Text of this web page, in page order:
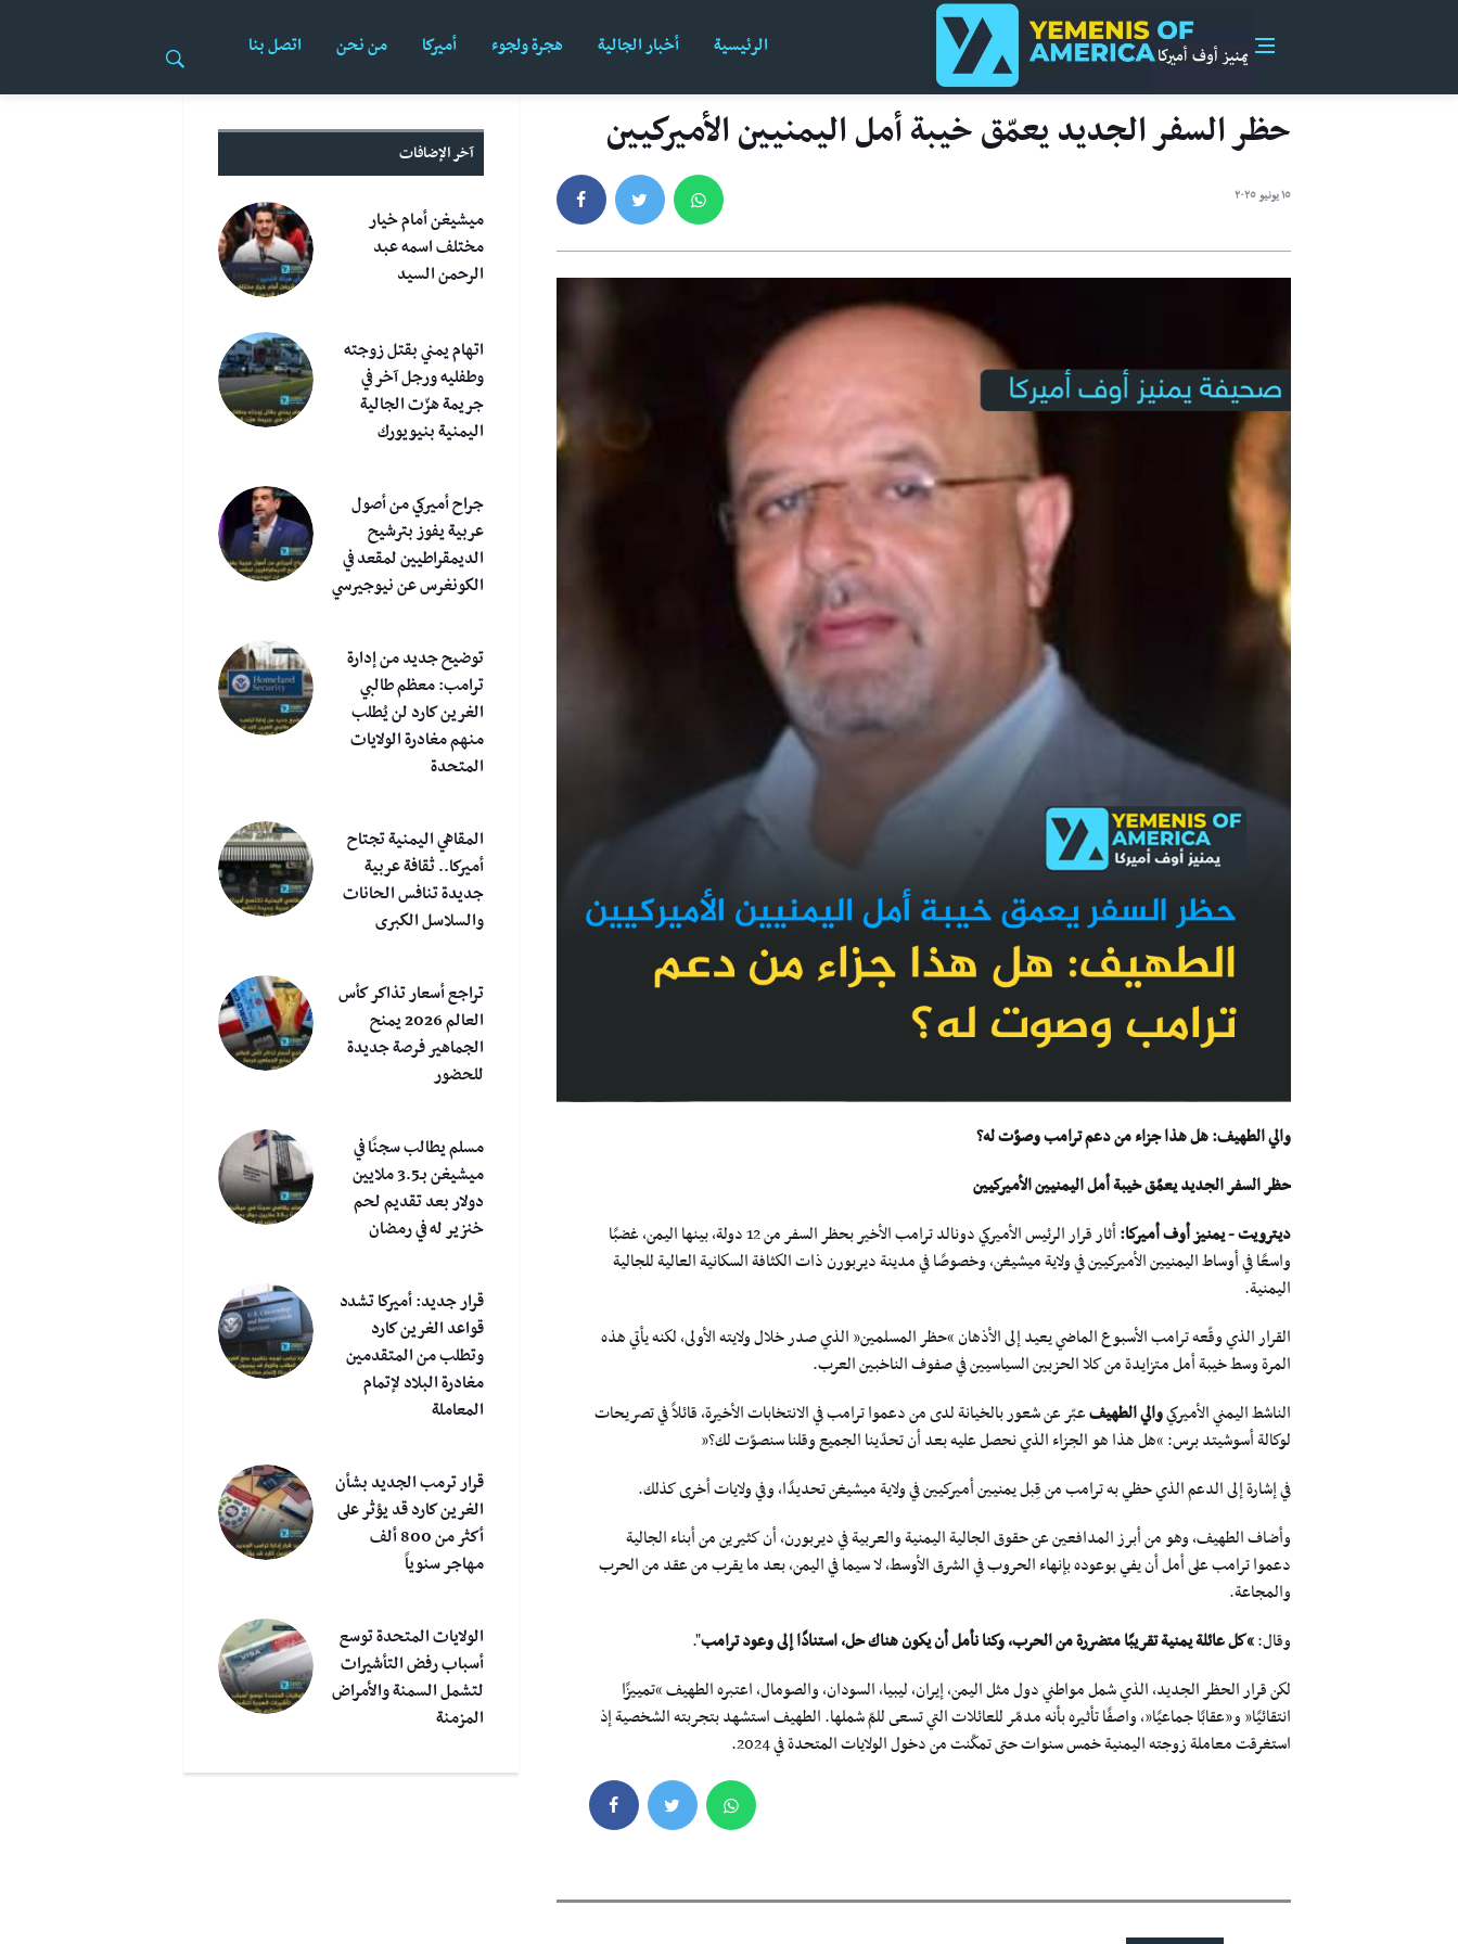
الرئيسية أخبار الجالية هجرة ولجوء أميركا من نحن اتصل بنا
حظر السفر الجديد يعمّق خيبة أمل اليمنيين الأميركيين
١٥ يونيو ٢٠٢٥
والي الطهيف: هل هذا جزاء من دعم ترامب وصوّت له؟
حظر السفر الجديد يعمّق خيبة أمل اليمنيين الأميركيين
ديترويت - يمنيز أوف أميركا:
أثار قرار الرئيس الأميركي دونالد ترامب الأخير بحظر السفر من 12 دولة، بينها اليمن، غضبًا
واسعًا في أوساط اليمنيين الأميركيين في ولاية ميشيغن، وخصوصًا في مدينة ديربورن ذات الكثافة السكانية العالية للجالية
اليمنية.
القرار الذي وقّعه ترامب الأسبوع الماضي يعيد إلى الأذهان “حظر المسلمين” الذي صدر خلال ولايته الأولى، لكنه يأتي هذه
المرة وسط خيبة أمل متزايدة من كلا الحزبين السياسيين في صفوف الناخبين العرب.
الناشط اليمني الأميركيوالي الطهيفعبّر عن شعور بالخيانة لدى من دعموا ترامب في الانتخابات الأخيرة، قائلاً في تصريحات
لوكالة أسوشيتد برس: “هل هذا هو الجزاء الذي نحصل عليه بعد أن تحدّينا الجميع وقلنا سنصوّت لك؟”
في إشارة إلى الدعم الذي حظي به ترامب من قِبل يمنيين أميركيين في ولاية ميشيغن تحديدًا، وفي ولايات أخرى كذلك.
وأضاف الطهيف، وهو من أبرز المدافعين عن حقوق الجالية اليمنية والعربية في ديربورن، أن كثيرين من أبناء الجالية
دعموا ترامب على أمل أن يفي بوعوده بإنهاء الحروب في الشرق الأوسط، لا سيما في اليمن، بعد ما يقرب من عقد من الحرب
والمجاعة.
وقال:“كل عائلة يمنية تقريبًا متضررة من الحرب، وكنا نأمل أن يكون هناك حل، استنادًا إلى وعود ترامب".
لكن قرار الحظر الجديد، الذي شمل مواطني دول مثل اليمن، إيران، ليبيا، السودان، والصومال، اعتبره الطهيف “تمييزًا
انتقائيًا” و”عقابًا جماعيًا”، واصفًا تأثيره بأنه مدمّر للعائلات التي تسعى للمّ شملها. الطهيف استشهد بتجربته الشخصية إذ
استغرقت معاملة زوجته اليمنية خمس سنوات حتى تمكّنت من دخول الولايات المتحدة في 2024.
آخر الإضافات
ميشيغن أمام خيار
مختلف اسمه عبد
الرحمن السيد
اتهام يمني بقتل زوجته
وطفليه ورجل آخر في
جريمة هزّت الجالية
اليمنية بنيويورك
جراح أميركي من أصول
عربية يفوز بترشيح
الديمقراطيين لمقعد في
الكونغرس عن نيوجيرسي
توضيح جديد من إدارة
ترامب: معظم طالبي
الغرين كارد لن يُطلب
منهم مغادرة الولايات
المتحدة
المقاهي اليمنية تجتاح
أميركا.. ثقافة عربية
جديدة تنافس الحانات
والسلاسل الكبرى
تراجع أسعار تذاكر كأس
العالم 2026 يمنح
الجماهير فرصة جديدة
للحضور
مسلم يطالب سجنًا في
ميشيغن بـ3.5 ملايين
دولار بعد تقديم لحم
خنزير له في رمضان
قرار جديد: أميركا تشدد
قواعد الغرين كارد
وتطلب من المتقدمين
مغادرة البلاد لإتمام
المعاملة
قرار ترمب الجديد بشأن
الغرين كارد قد يؤثر على
أكثر من 800 ألف
مهاجر سنوياً
الولايات المتحدة توسع
أسباب رفض التأشيرات
لتشمل السمنة والأمراض
المزمنة